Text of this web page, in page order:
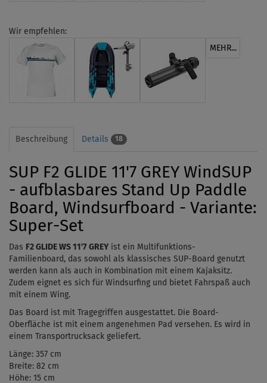
Wir empfehlen:
MEHR...
Beschreibung Details 18
SUP F2 GLIDE 11'7 GREY WindSUP
- aufblasbares Stand Up Paddle
Board, Windsurfboard - Variante:
Super-Set
Das F2 GLIDE WS 11'7 GREY ist ein Multifunktions-
Familienboard, das sowohl als klassisches SUP-Board genutzt
werden kann als auch in Kombination mit einem Kajaksitz.
Zudem eignet es sich für Windsurfing und bietet Fahrspaß auch
mit einem Wing.
Das Board ist mit Tragegriffen ausgestattet. Die Board-
Oberfläche ist mit einem angenehmen Pad versehen. Es wird in
einem Transportrucksack geliefert.
Länge: 357 cm
Breite: 82 cm
Höhe: 15 cm